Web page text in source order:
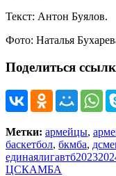
Текст: Антон Буялов.
Фото: Наталья
Поделиться
Метки: армейцы,
баскетбол, бкмба,
ЦСКАМБА